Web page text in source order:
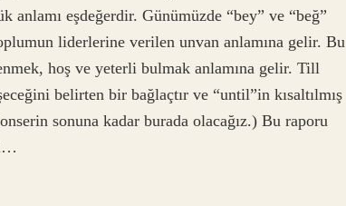
eşdeğerdir. Günümüzde “bey” ve “beğ”
liderlerine verilen unvan anlamına gelir. Bu
hoş ve yeterli bulmak anlamına gelir. Till
belirten bir bağlaçtır ve “until”in kısaltılmış
sonuna kadar burada olacağız.) Bu raporu